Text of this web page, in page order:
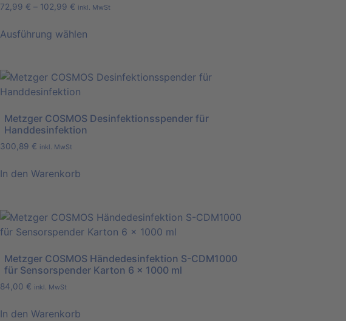
72,99 € – 102,99 € inkl. MwSt
Ausführung wählen
Metzger COSMOS Desinfektionsspender für
Handdesinfektion
300,89 € inkl. MwSt
In den Warenkorb
Metzger COSMOS Händedesinfektion S-CDM1000
für Sensorspender Karton 6 x 1000 ml
84,00 € inkl. MwSt
In den Warenkorb